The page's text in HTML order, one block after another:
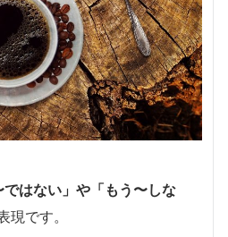
はない」や「もう〜しな
現です。